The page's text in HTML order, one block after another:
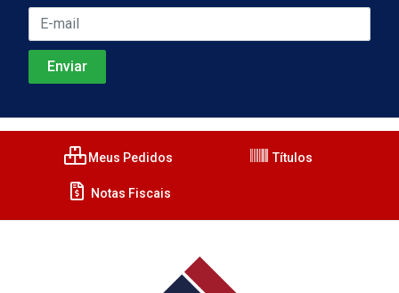
Meus Pedidos Títulos
Notas Fiscais